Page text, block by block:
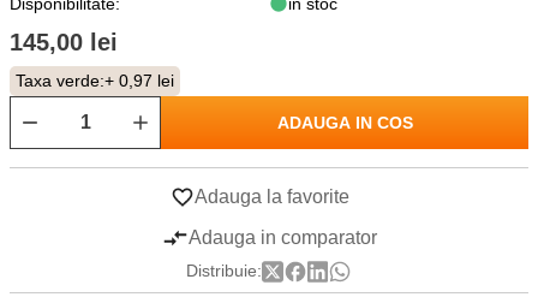
145,00 lei
Taxa verde:+ 0,97 lei
ADAUGA IN COS
Adauga la favorite
Adauga in comparator
Distribuie: